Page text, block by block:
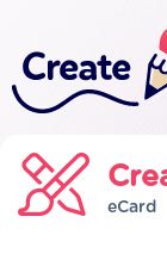
eCard